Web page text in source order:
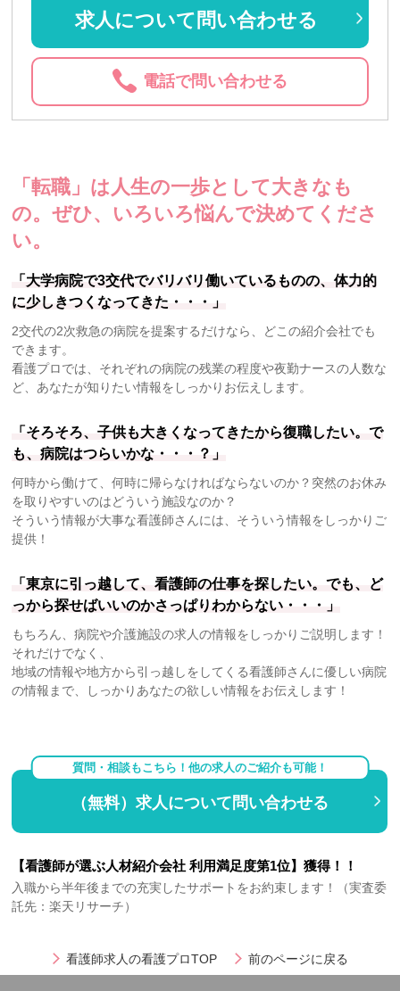
求人について問い合わせる
電話で問い合わせる
「転職」は人生の一歩として大きなも
の。ぜひ、いろいろ悩んで決めてくださ
い。
「大学病院で3交代でバリバリ働いているものの、体力的
に少しきつくなってきた・・・」
2交代の2次救急の病院を提案するだけなら、どこの紹介会社でも
できます。
看護プロでは、それぞれの病院の残業の程度や夜勤ナースの人数な
ど、あなたが知りたい情報をしっかりお伝えします。
「そろそろ、子供も大きくなってきたから復職したい。で
も、病院はつらいかな・・・？」
何時から働けて、何時に帰らなければならないのか？突然のお休み
を取りやすいのはどういう施設なのか？
そういう情報が大事な看護師さんには、そういう情報をしっかりご
提供！
「東京に引っ越して、看護師の仕事を探したい。でも、ど
っから探せばいいのかさっぱりわからない・・・」
もちろん、病院や介護施設の求人の情報をしっかりご説明します！
それだけでなく、
地域の情報や地方から引っ越しをしてくる看護師さんに優しい病院
の情報まで、しっかりあなたの欲しい情報をお伝えします！
質問・相談もこちら！他の求人のご紹介も可能！
（無料）求人について問い合わせる
【看護師が選ぶ人材紹介会社 利用満足度第1位】獲得！！
入職から半年後までの充実したサポートをお約束します！（実査委
託先：楽天リサーチ）
看護師求人の看護プロTOP 前のページに戻る